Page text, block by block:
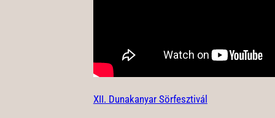
XII. Dunakanyar Sörfesztivál